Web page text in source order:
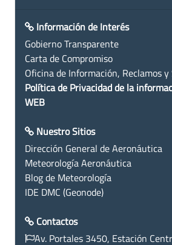
Información de Interés
Gobierno Transparente
Carta de Compromiso
Oficina de Información, Reclamos
Política de Privacidad de la
WEB
Nuestro Sitios
Dirección General de Aeronáutica
Meteorología Aeronáutica
Blog de Meteorología
IDE DMC (Geonode)
Contactos
Av. Portales 3450, Estación